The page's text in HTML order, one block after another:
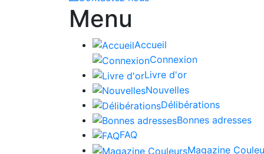
Menu
Accueil
Connexion
Livre d'or
Nouvelles
Délibérations
Bonnes adresses
FAQ
Magazine